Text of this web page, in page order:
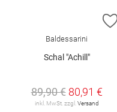
Baldessarini
Schal "Achill"
89,90 € 80,91 €
inkl. MwSt. zzgl.Versand